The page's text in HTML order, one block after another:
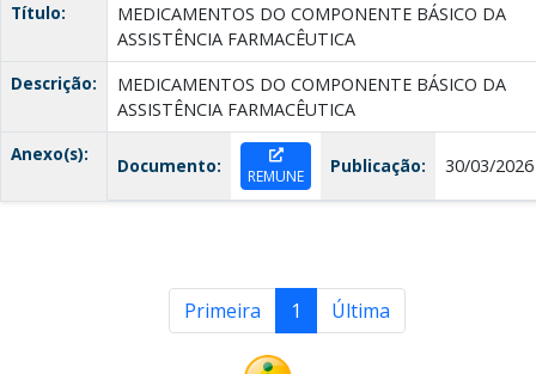
Título:
MEDICAMENTOS DO COMPONENTE BÁSICO DA
ASSISTÊNCIA FARMACÊUTICA
Descrição:
MEDICAMENTOS DO COMPONENTE BÁSICO DA
ASSISTÊNCIA FARMACÊUTICA
Anexo(s):
Documento: REMUNE Publicação: 30/03/2026
Primeira 1 Última